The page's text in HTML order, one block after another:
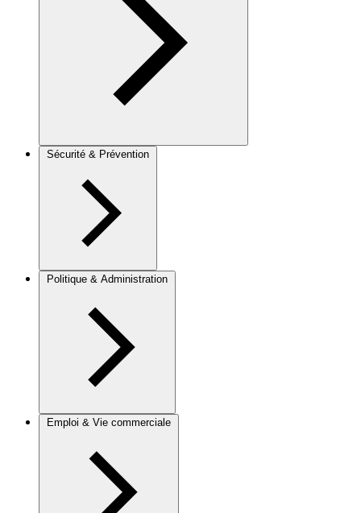
Sécurité & Prévention
Politique & Administration
Emploi & Vie commerciale